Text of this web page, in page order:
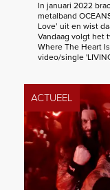
In januari 2022
metalband
Love’ uit en wist
Vandaag volgt het
Where The Heart
video/single
ACTUEEL